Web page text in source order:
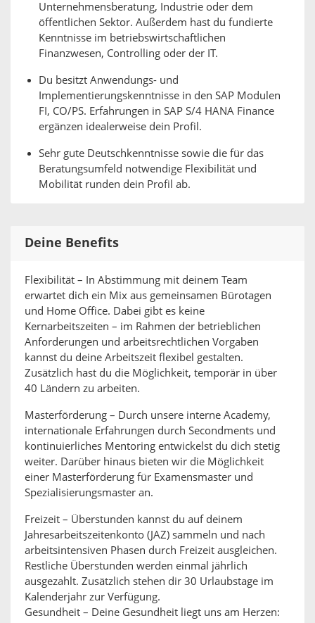
Unternehmensberatung, Industrie oder dem
öffentlichen Sektor. Außerdem hast du fundierte
Kenntnisse im betriebswirtschaftlichen
Finanzwesen, Controlling oder der IT.
Du besitzt Anwendungs- und
Implementierungskenntnisse in den SAP Modulen
FI, CO/PS. Erfahrungen in SAP S/4 HANA Finance
ergänzen idealerweise dein Profil.
Sehr gute Deutschkenntnisse sowie die für das
Beratungsumfeld notwendige Flexibilität und
Mobilität runden dein Profil ab.
Deine Benefits
Flexibilität – In Abstimmung mit deinem Team
erwartet dich ein Mix aus gemeinsamen Bürotagen
und Home Office. Dabei gibt es keine
Kernarbeitszeiten – im Rahmen der betrieblichen
Anforderungen und arbeitsrechtlichen Vorgaben
kannst du deine Arbeitszeit flexibel gestalten.
Zusätzlich hast du die Möglichkeit, temporär in über
40 Ländern zu arbeiten.
Masterförderung – Durch unsere interne Academy,
internationale Erfahrungen durch Secondments und
kontinuierliches Mentoring entwickelst du dich stetig
weiter. Darüber hinaus bieten wir die Möglichkeit
einer Masterförderung für Examensmaster und
Spezialisierungsmaster an.
Freizeit – Überstunden kannst du auf deinem
Jahresarbeitszeitenkonto (JAZ) sammeln und nach
arbeitsintensiven Phasen durch Freizeit ausgleichen.
Restliche Überstunden werden einmal jährlich
ausgezahlt. Zusätzlich stehen dir 30 Urlaubstage im
Kalenderjahr zur Verfügung.
Gesundheit – Deine Gesundheit liegt uns am Herzen: